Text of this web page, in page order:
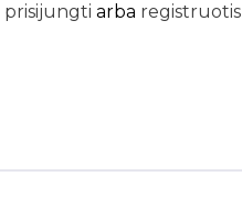
prisijungti arba registruotis